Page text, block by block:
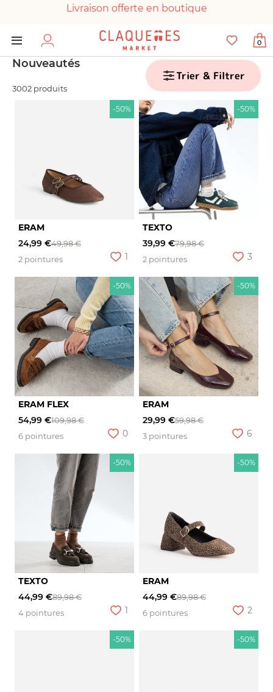
Livraison offerte en boutique
Paiement 100% sécurisé
Chaussures garanties en parfait état
0
Nouveautés
3002 produits
Trier & Filtrer
-50%
ERAM
24,99 €49,98 €
2 pointures
1
-50%
TEXTO
39,99 €79,98 €
2 pointures
3
-50%
ERAM FLEX
54,99 €109,98 €
6 pointures
0
-50%
ERAM
29,99 €59,98 €
3 pointures
6
-50%
TEXTO
44,99 €89,98 €
4 pointures
1
-50%
ERAM
44,99 €89,98 €
6 pointures
2
-50% -50%